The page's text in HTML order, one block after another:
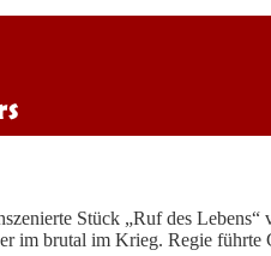
Stück „Ruf des
im brutal im Krieg. Regie führte